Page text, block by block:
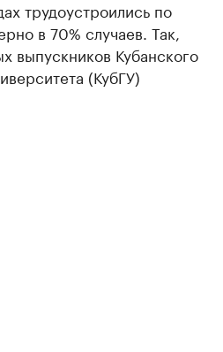
трудоустроились по
в 70% случаев. Так,
выпускников Кубанского
(КубГУ)